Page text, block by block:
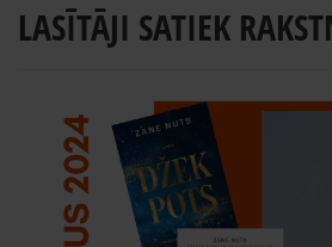
LASĪTĀJI SATIEK